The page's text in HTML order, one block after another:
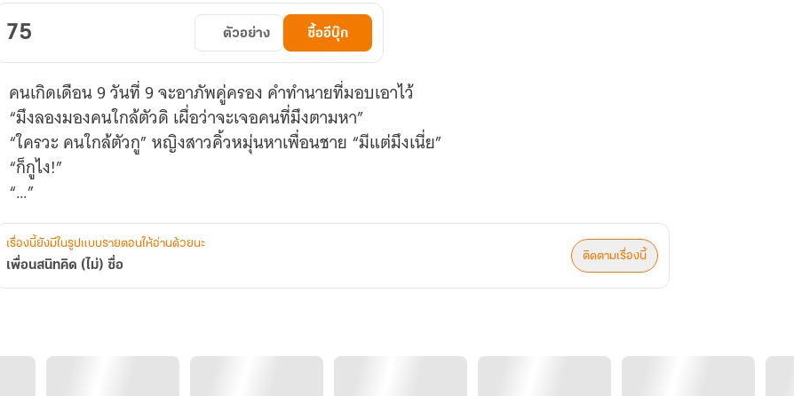
75 ตัวอย่าง ซื้ออีบุ๊ก
คนเกิดเดือน 9 วันที่ 9 จะอาภัพคู่ครอง คำทำนายที่มอบเอาไว้
“มึงลองมองคนใกล้ตัวดิ เผื่อว่าจะเจอคนที่มึงตามหา”
“ใครวะ คนใกล้ตัวกู” หญิงสาวคิ้วหมุ่นหาเพื่อนชาย “มีแต่มึงเนี่ย”
“ก็กูไง!”
“…”
เรื่องนี้ยังมีในรูปแบบรายตอนให้อ่านด้วยนะ
เพื่อนสนิทคิด (ไม่) ซื่อ
ติดตามเรื่องนี้